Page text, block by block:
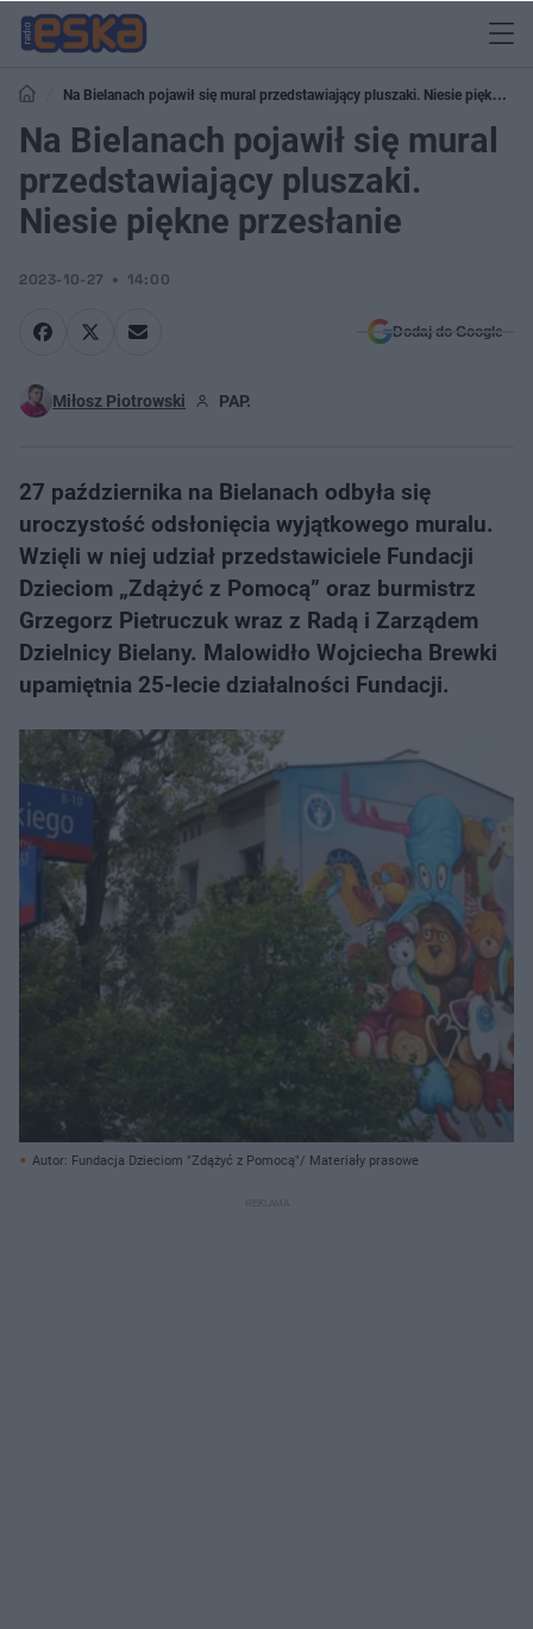
Na Bielanach pojawił się mural przedstawiający pluszaki. Niesie piękne
przesłanie
Na Bielanach pojawił się mural
przedstawiający pluszaki.
Niesie piękne przesłanie
2023-10-27 14:00
Dodaj do Google
Miłosz Piotrowski PAP.
27 października na Bielanach odbyła się
uroczystość odsłonięcia wyjątkowego muralu.
Wzięli w niej udział przedstawiciele Fundacji
Dzieciom „Zdążyć z Pomocą” oraz burmistrz
Grzegorz Pietruczuk wraz z Radą i Zarządem
Dzielnicy Bielany. Malowidło Wojciecha Brewki
upamiętnia 25-lecie działalności Fundacji.
Autor: Fundacja Dzieciom "Zdążyć z Pomocą"/ Materiały prasowe